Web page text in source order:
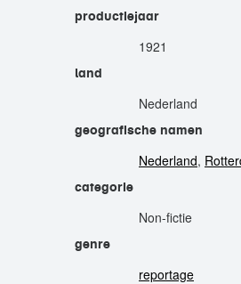
productiejaar
1921
land
Nederland
geografische namen
Nederland,
categorie
Non-fictie
genre
reportage